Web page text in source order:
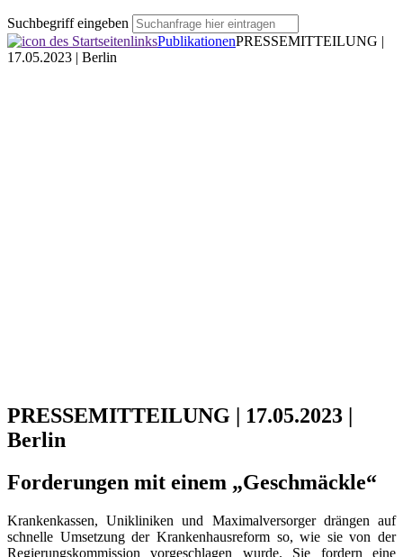
Suchbegriff eingeben
PublikationenPRESSEMITTEILUNG |
17.05.2023 | Berlin
PRESSEMITTEILUNG | 17.05.2023 |
Berlin
Forderungen mit einem „Geschmäckle“
Krankenkassen, Unikliniken und Maximalversorger drängen auf
schnelle Umsetzung der Krankenhausreform so, wie sie von der
Regierungskommission vorgeschlagen wurde. Sie fordern eine